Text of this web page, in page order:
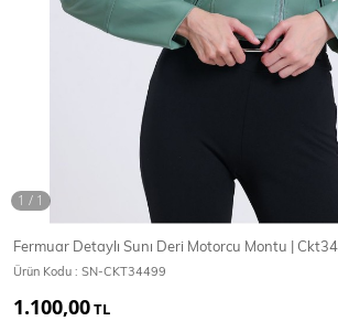
T-Shirt
Fermuar Detaylı Sunı Deri Motorcu Montu |
Ürün Kodu : SN-CKT34499
1.100,00TL